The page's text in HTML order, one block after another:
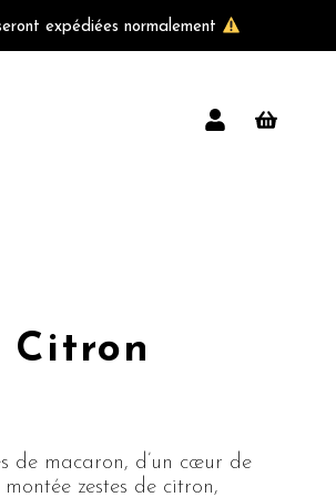
expédiées normalement
Citron
de macaron, d’un cœur de
zestes de citron,